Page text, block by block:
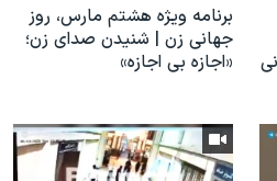
برنامه ویژه هشتم مارس، روز
جهانی زن | شنیدن صدای زن؛
«اجازه بی اجازه»